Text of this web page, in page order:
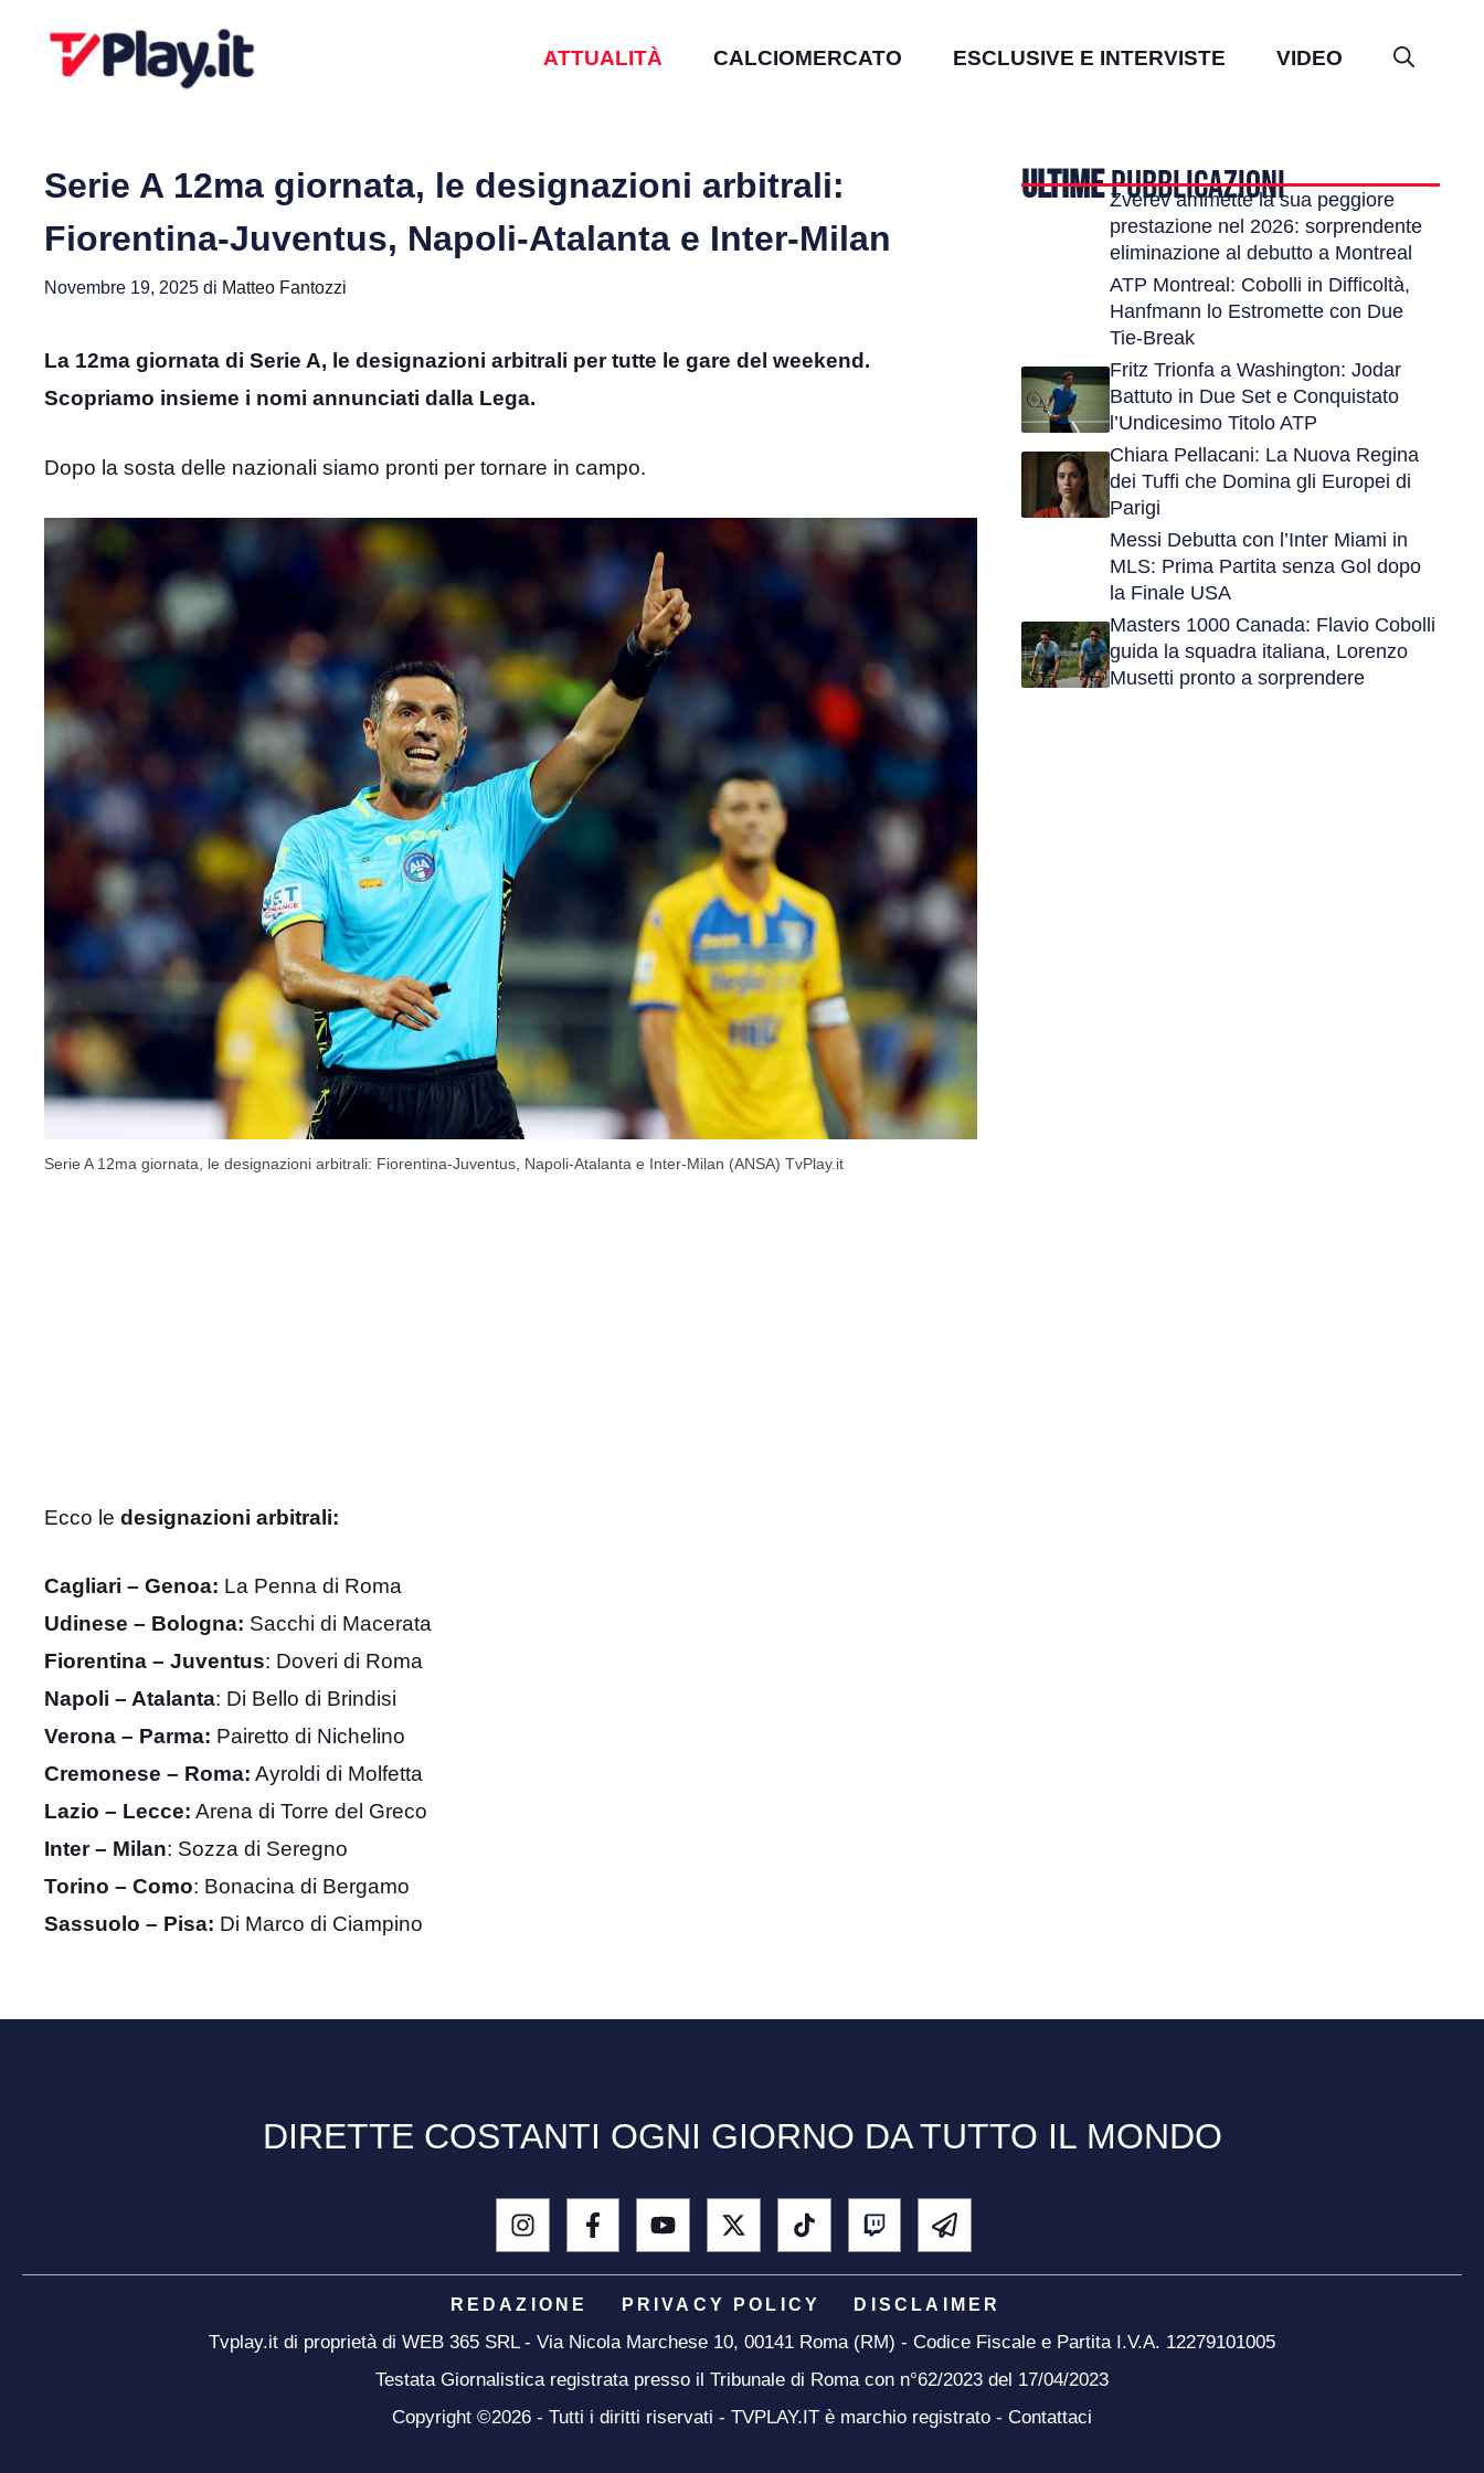
ATTUALITÀ CALCIOMERCATO ESCLUSIVE E INTERVISTE VIDEO
Serie A 12ma giornata, le designazioni arbitrali:
Fiorentina-Juventus, Napoli-Atalanta e Inter-Milan
Novembre 19, 2025 di Matteo Fantozzi
La 12ma giornata di Serie A, le designazioni arbitrali per tutte le gare del weekend.
Scopriamo insieme i nomi annunciati dalla Lega.
Dopo la sosta delle nazionali siamo pronti per tornare in campo.
Serie A 12ma giornata, le designazioni arbitrali: Fiorentina-Juventus, Napoli-Atalanta e Inter-Milan (ANSA) TvPlay.it
Ecco le designazioni arbitrali:
Cagliari – Genoa: La Penna di Roma
Udinese – Bologna: Sacchi di Macerata
Fiorentina – Juventus: Doveri di Roma
Napoli – Atalanta: Di Bello di Brindisi
Verona – Parma: Pairetto di Nichelino
Cremonese – Roma: Ayroldi di Molfetta
Lazio – Lecce: Arena di Torre del Greco
Inter – Milan: Sozza di Seregno
Torino – Como: Bonacina di Bergamo
Sassuolo – Pisa: Di Marco di Ciampino
ULTIMEPUBBLICAZIONI
Zverev ammette la sua peggiore
prestazione nel 2026: sorprendente
eliminazione al debutto a Montreal
ATP Montreal: Cobolli in Difficoltà,
Hanfmann lo Estromette con Due
Tie-Break
Fritz Trionfa a Washington: Jodar
Battuto in Due Set e Conquistato
l’Undicesimo Titolo ATP
Chiara Pellacani: La Nuova Regina
dei Tuffi che Domina gli Europei di
Parigi
Messi Debutta con l’Inter Miami in
MLS: Prima Partita senza Gol dopo
la Finale USA
Masters 1000 Canada: Flavio Cobolli
guida la squadra italiana, Lorenzo
Musetti pronto a sorprendere
DIRETTE COSTANTI OGNI GIORNO DA TUTTO IL MONDO
REDAZIONE PRIVACY POLICY DISCLAIMER
Tvplay.it di proprietà di WEB 365 SRL - Via Nicola Marchese 10, 00141 Roma (RM) - Codice Fiscale e Partita I.V.A. 12279101005
Testata Giornalistica registrata presso il Tribunale di Roma con n°62/2023 del 17/04/2023
Copyright ©2026 - Tutti i diritti riservati - TVPLAY.IT è marchio registrato - Contattaci